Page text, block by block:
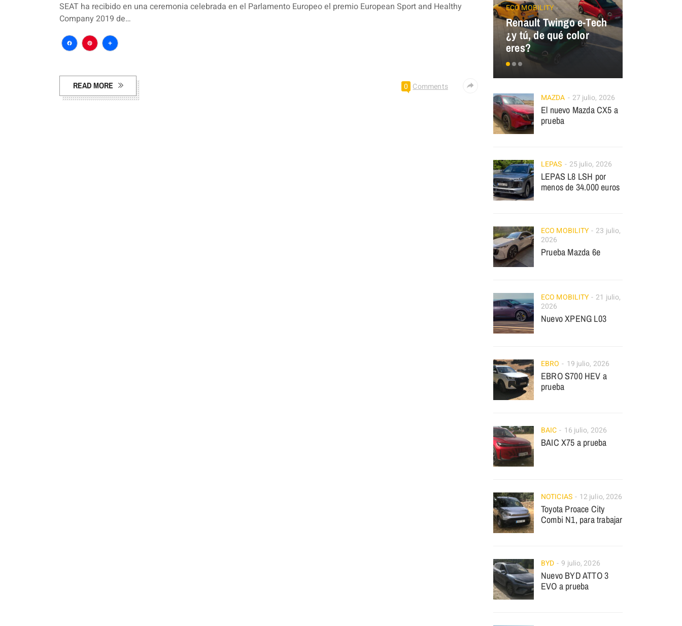
SEAT ha recibido en una ceremonia celebrada en el Parlamento Europeo el premio European Sport and Healthy
Company 2019 de…
Facebook
Pinterest
Compartir
READ MORE 0 Comments
ECO MOBILITY
Renault Twingo e-Tech
¿y tú, de qué color
eres?
MAZDA 27 julio, 2026
El nuevo Mazda CX5 a
prueba
LEPAS 25 julio, 2026
LEPAS L8 LSH por
menos de 34.000 euros
ECO MOBILITY
23 julio,
2026
Prueba Mazda 6e
ECO MOBILITY
21 julio,
2026
Nuevo XPENG L03
EBRO 19 julio, 2026
EBRO S700 HEV a
prueba
BAIC 16 julio, 2026
BAIC X75 a prueba
NOTICIAS 12 julio, 2026
Toyota Proace City
Combi N1, para trabajar
BYD 9 julio, 2026
Nuevo BYD ATTO 3
EVO a prueba